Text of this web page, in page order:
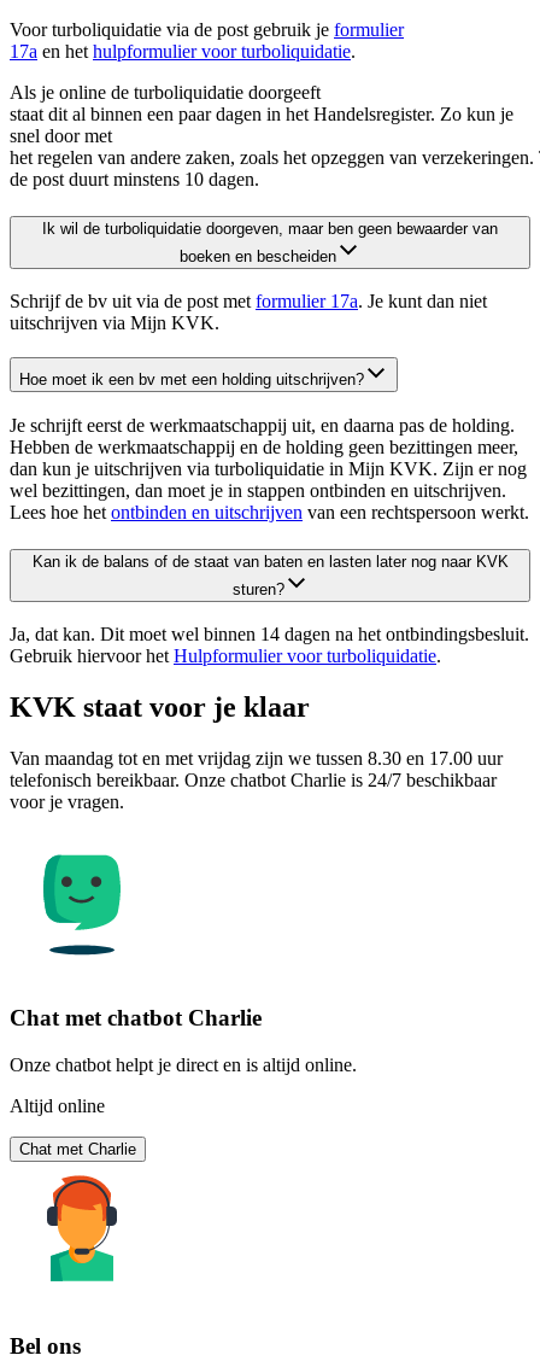
Voor turboliquidatie via de post gebruik je formulier
17a en het hulpformulier voor turboliquidatie.
Als je online de turboliquidatie doorgeeft
staat dit al binnen een paar dagen in het Handelsregister. Zo kun je
snel door met
het regelen van andere zaken, zoals het opzeggen van
de post duurt minstens 10 dagen.
Ik wil de turboliquidatie doorgeven, maar ben geen bewaarder van
boeken en bescheiden
Schrijf de bv uit via de post met formulier 17a. Je kunt dan niet
uitschrijven via Mijn KVK.
Hoe moet ik een bv met een holding uitschrijven?
Je schrijft eerst de werkmaatschappij uit, en daarna pas de holding.
Hebben de werkmaatschappij en de holding geen bezittingen meer,
dan kun je uitschrijven via turboliquidatie in Mijn KVK. Zijn er nog
wel bezittingen, dan moet je in stappen ontbinden en uitschrijven.
Lees hoe het ontbinden en uitschrijven van een rechtspersoon werkt.
Kan ik de balans of de staat van baten en lasten later nog naar KVK
sturen?
Ja, dat kan. Dit moet wel binnen 14 dagen na het ontbindingsbesluit.
Gebruik hiervoor het Hulpformulier voor turboliquidatie.
KVK staat voor je klaar
Van maandag tot en met vrijdag zijn we tussen 8.30 en 17.00 uur
telefonisch bereikbaar. Onze chatbot Charlie is 24/7 beschikbaar
voor je vragen.
Chat met chatbot Charlie
Onze chatbot helpt je direct en is altijd online.
Altijd online
Chat met Charlie
Bel ons